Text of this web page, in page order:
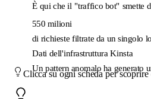
È qui che il "traffico bot" smette
550 milioni
di richieste filtrate da un singolo
Dati dell'infrastruttura Kinsta
Un pattern anomalo ha generato
Clicca su ogni scheda per